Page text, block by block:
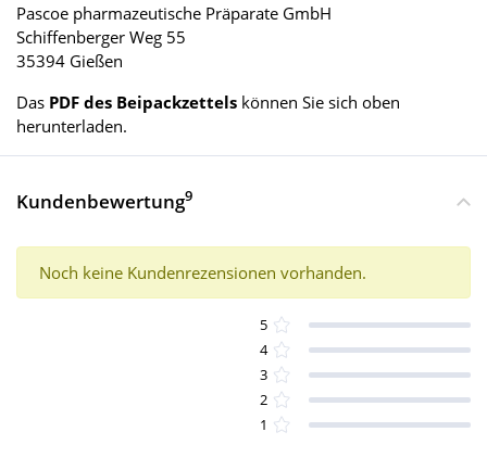
Pascoe pharmazeutische Präparate GmbH
Schiffenberger Weg 55
35394 Gießen
Das PDF des Beipackzettels können Sie sich oben
herunterladen.
Kundenbewertung9
Noch keine Kundenrezensionen vorhanden.
5
4
3
2
1